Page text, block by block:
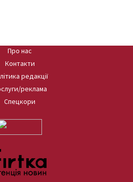
Про нас
Контакти
редакції
реклама
Спецкори